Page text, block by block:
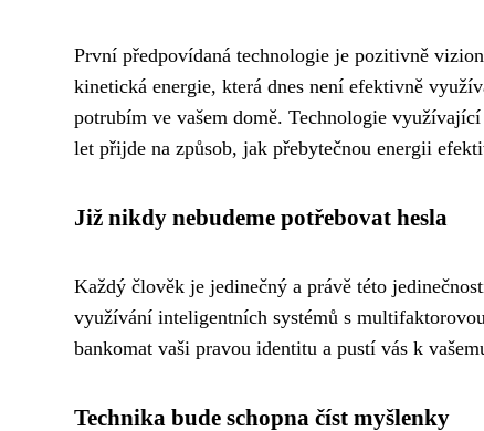
První předpovídaná technologie je pozitivně
kinetická energie, která dnes není efektivně
potrubím ve vašem domě. Technologie
let přijde na způsob, jak přebytečnou energii
Již nikdy nebudeme potřebovat hesla
Každý člověk je jedinečný a právě této
využívání inteligentních systémů s
bankomat vaši pravou identitu a pustí vás k
Technika bude schopna číst myšlenky